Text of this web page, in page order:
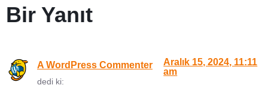
Bir Yanıt
A WordPress Commenter
dedi ki:
Aralık 15, 2024, 11:11
am